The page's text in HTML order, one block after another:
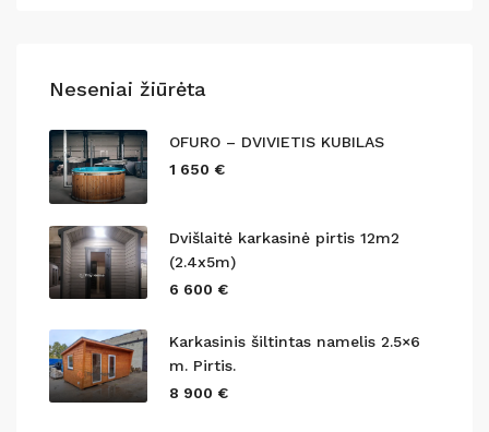
Neseniai žiūrėta
OFURO – DVIVIETIS KUBILAS
1 650 €
Dvišlaitė karkasinė pirtis 12m2
(2.4x5m)
6 600 €
Karkasinis šiltintas namelis 2.5×6
m. Pirtis.
8 900 €